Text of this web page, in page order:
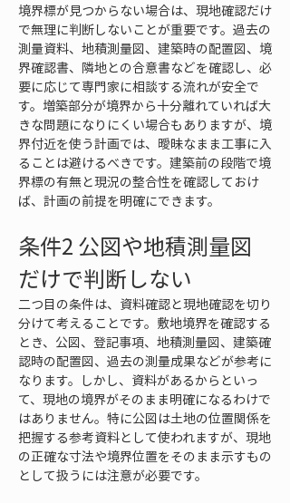
境界標が見つからない場合は、現地確認だけ
で無理に判断しないことが重要です。過去の
測量資料、地積測量図、建築時の配置図、境
界確認書、隣地との合意書などを確認し、必
要に応じて専門家に相談する流れが安全で
す。増築部分が境界から十分離れていれば大
きな問題になりにくい場合もありますが、境
界付近を使う計画では、曖昧なまま工事に入
ることは避けるべきです。建築前の段階で境
界標の有無と現況の整合性を確認しておけ
ば、計画の前提を明確にできます。
条件2 公図や地積測量図
だけで判断しない
二つ目の条件は、資料確認と現地確認を切り
分けて考えることです。敷地境界を確認する
とき、公図、登記事項、地積測量図、建築確
認時の配置図、過去の測量成果などが参考に
なります。しかし、資料があるからといっ
て、現地の境界がそのまま明確になるわけで
はありません。特に公図は土地の位置関係を
把握する参考資料として使われますが、現地
の正確な寸法や境界位置をそのまま示すもの
として扱うには注意が必要です。